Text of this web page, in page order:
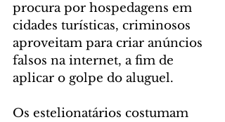
procura por hospedagens em
cidades turísticas, criminosos
aproveitam para criar anúncios
falsos na internet, a fim de
aplicar o golpe do aluguel.
Os estelionatários costumam